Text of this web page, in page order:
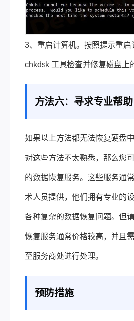
3、重启计算机。按照提示重启
chkdsk 工具检查并修复磁盘上
方法六：寻求专业帮助
如果以上方法都无法恢复硬盘
对这些方法不太熟悉，那么您
的数据恢复服务。这些服务通
术人员提供，他们拥有专业的
各种复杂的数据恢复问题。但
恢复服务通常价格较高，并且
至服务商处进行处理。
预防措施